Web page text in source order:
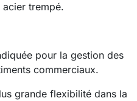
trempé.
pour la gestion des
commerciaux.
grande flexibilité dans la